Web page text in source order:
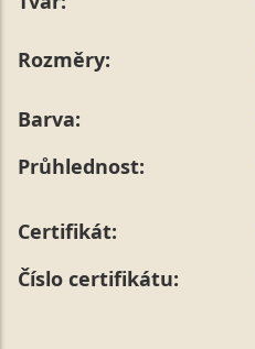
Rozměry:
Barva:
Průhlednost:
Certifikát:
Číslo certifikátu: